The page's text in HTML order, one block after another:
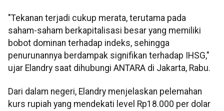
"Tekanan terjadi cukup merata, terutama pada
saham-saham berkapitalisasi besar yang memiliki
bobot dominan terhadap indeks, sehingga
penurunannya berdampak signifikan terhadap IHSG,"
ujar Elandry saat dihubungi ANTARA di Jakarta, Rabu.
Dari dalam negeri, Elandry menjelaskan pelemahan
kurs rupiah yang mendekati level Rp18.000 per dolar